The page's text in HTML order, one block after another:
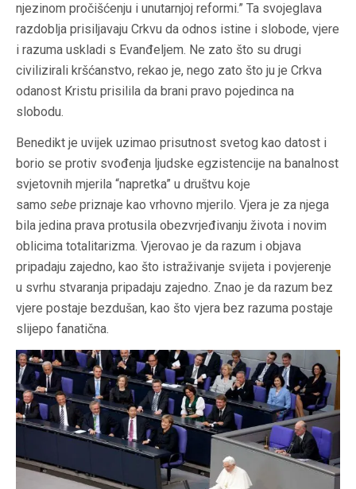
njezinom pročišćenju i unutarnjoj reformi.” Ta svojeglava
razdoblja prisiljavaju Crkvu da odnos istine i slobode, vjere
i razuma uskladi s Evanđeljem. Ne zato što su drugi
civilizirali kršćanstvo, rekao je, nego zato što ju je Crkva
odanost Kristu prisilila da brani pravo pojedinca na
slobodu.
Benedikt je uvijek uzimao prisutnost svetog kao datost i
borio se protiv svođenja ljudske egzistencije na banalnost
svjetovnih mjerila “napretka” u društvu koje
samo sebe priznaje kao vrhovno mjerilo. Vjera je za njega
bila jedina prava protusila obezvrjeđivanju života i novim
oblicima totalitarizma. Vjerovao je da razum i objava
pripadaju zajedno, kao što istraživanje svijeta i povjerenje
u svrhu stvaranja pripadaju zajedno. Znao je da razum bez
vjere postaje bezdušan, kao što vjera bez razuma postaje
slijepo fanatična.